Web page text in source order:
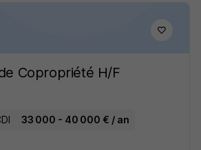
Copropriété H/F
33 000 - 40 000 € / an